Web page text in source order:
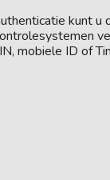
kunt u
mobiele ID of